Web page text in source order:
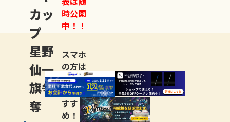
カッ
プ
星野
仙一
旗争
奪
時公開
中！！
スマホ
の方は
LINE登
録がお
すす
め！